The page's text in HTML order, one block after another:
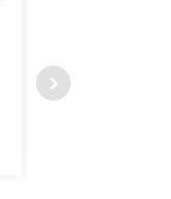
Top geregeld!
indelingen die